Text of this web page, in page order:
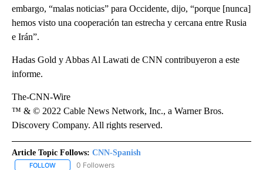
embargo, “malas noticias” para Occidente, dijo, “porque [nunca]
hemos visto una cooperación tan estrecha y cercana entre Rusia
e Irán”.
Hadas Gold y Abbas Al Lawati de CNN contribuyeron a este
informe.
The-CNN-Wire
™ & © 2022 Cable News Network, Inc., a Warner Bros.
Discovery Company. All rights reserved.
Article Topic Follows: CNN-Spanish
FOLLOW FOLLOW "CNN-SPANISH" TO RECEIVE NOTIFICATIONS ABOUT
0 Followers